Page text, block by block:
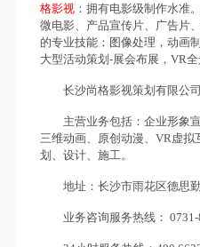
格影视：拥有电影级制作水准
微电影、产品宣传片、广告片
的专业技能：图像处理，动画
大型活动策划-展会布展，VR全
长沙尚格影视策划有限公司
主营业务包括：企业形象
三维动画、原创动漫、VR虚
划、设计、施工。
地址：长沙市雨花区德思
业务咨询服务热线： 0731-